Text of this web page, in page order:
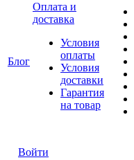
Блог
Оплата и
доставка
Условия
оплаты
Условия
доставки
Гарантия
на товар
Войти